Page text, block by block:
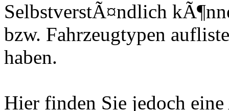
SelbstverstÃ¤ndlich
bzw. Fahrzeugtypen
haben.
Hier finden Sie jedoch